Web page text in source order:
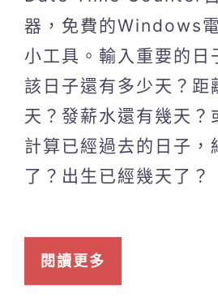
器，免費的Windows
小工具。輸入重要的日
該日子還有多少天？距
天？發薪水還有幾天？
計算已經過去的日子，
了？出生已經幾天了？
閱讀更多